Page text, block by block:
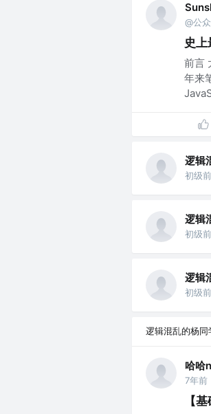
@公
史
前言
年来
逻辑
初级
逻辑
初级
逻辑
初级
逻辑混乱的杨同
哈哈n
7年前
【